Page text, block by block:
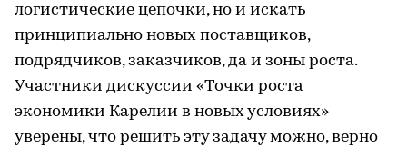
логистические цепочки, но и искать
принципиально новых поставщиков,
подрядчиков, заказчиков, да и зоны роста.
Участники дискуссии «Точки роста
экономики Карелии в новых условиях»
уверены, что решить эту задачу можно, верно